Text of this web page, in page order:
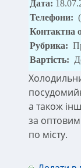
Дата:
Телефони:
Контактна
Рубрика:
Вартість:
а також
за
по місту.